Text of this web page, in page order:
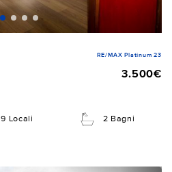
RE/MAX Platinum 23
3.500€
9 Locali 2 Bagni